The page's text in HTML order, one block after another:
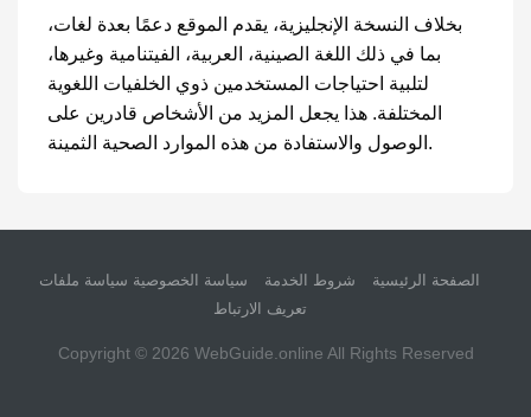
بخلاف النسخة الإنجليزية، يقدم الموقع دعمًا بعدة لغات،
بما في ذلك اللغة الصينية، العربية، الفيتنامية وغيرها،
لتلبية احتياجات المستخدمين ذوي الخلفيات اللغوية
المختلفة. هذا يجعل المزيد من الأشخاص قادرين على
الوصول والاستفادة من هذه الموارد الصحية الثمينة.
الصفحة الرئيسية شروط الخدمة سياسة الخصوصية سياسة ملفات
تعريف الارتباط
Copyright © 2026 WebGuide.online All Rights Reserved